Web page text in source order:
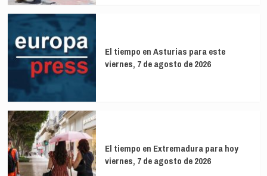
pobres?
El tiempo en Asturias para este
viernes, 7 de agosto de 2026
El tiempo en Extremadura para hoy
viernes, 7 de agosto de 2026